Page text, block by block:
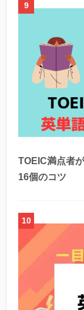
9
TOEIC満点者
16個のコツ
10